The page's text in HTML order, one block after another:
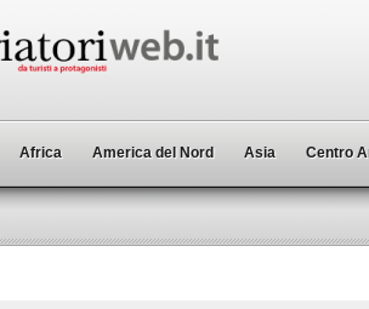
Africa America del Nord Asia Centro